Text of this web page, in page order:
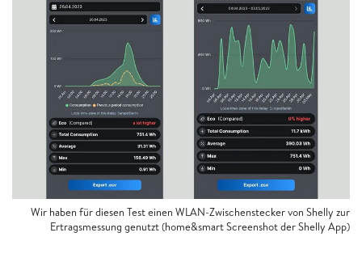
Wir haben für diesen Test einen WLAN-Zwischenstecker von Shelly zur
Ertragsmessung genutzt (home&smart Screenshot der Shelly App)